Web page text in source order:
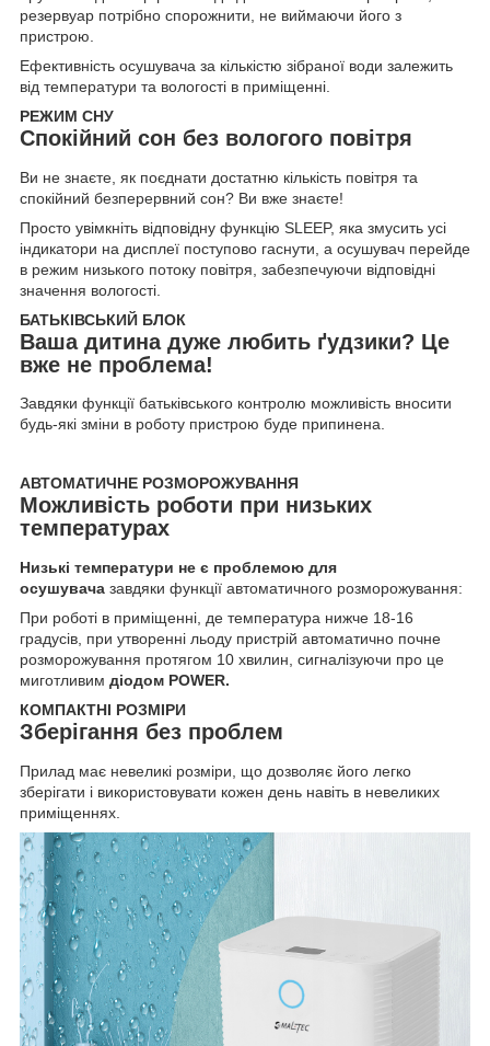
резервуар потрібно спорожнити, не виймаючи його з
пристрою.
Ефективність осушувача за кількістю зібраної води залежить
від температури та вологості в приміщенні.
РЕЖИМ СНУ
Спокійний сон без вологого повітря
Ви не знаєте, як поєднати достатню кількість повітря та
спокійний безперервний сон? Ви вже знаєте!
Просто увімкніть відповідну функцію SLEEP, яка змусить усі
індикатори на дисплеї поступово гаснути, а осушувач перейде
в режим низького потоку повітря, забезпечуючи відповідні
значення вологості.
БАТЬКІВСЬКИЙ БЛОК
Ваша дитина дуже любить ґудзики? Це
вже не проблема!
Завдяки функції батьківського контролю можливість вносити
будь-які зміни в роботу пристрою буде припинена.
АВТОМАТИЧНЕ РОЗМОРОЖУВАННЯ
Можливість роботи при низьких
температурах
Низькі температури не є проблемою для
осушувача завдяки функції автоматичного розморожування:
При роботі в приміщенні, де температура нижче 18-16
градусів, при утворенні льоду пристрій автоматично почне
розморожування протягом 10 хвилин, сигналізуючи про це
миготливим діодом POWER.
КОМПАКТНІ РОЗМІРИ
Зберігання без проблем
Прилад має невеликі розміри, що дозволяє його легко
зберігати і використовувати кожен день навіть в невеликих
приміщеннях.